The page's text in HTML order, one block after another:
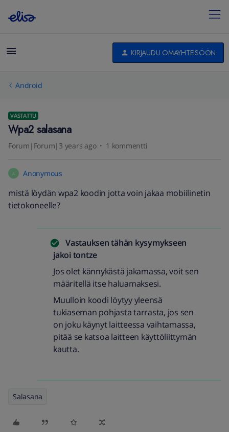
KIRJAUDU OMAYHTEISÖÖN
Android
VASTATTU
Wpa2 salasana
Forum|Forum|3 years ago 1 kommentti
A Anonymous
mistä löydän wpa2 koodin jotta voin jakaa mobiilinetin
tietokoneelle?
Vastauksen tähän kysymykseen
jakoi tontze
Jos olet kännykästä jakamassa, voit sen
määritellä itse haluamaksesi.
Muulloin koodi löytyy yleensä
tukiaseman pohjasta tarrasta, jos sen
on joku käynyt laitteessa vaihtamassa,
pitää se katsoa laitteen käyttöliittymän
kautta.
Salasana